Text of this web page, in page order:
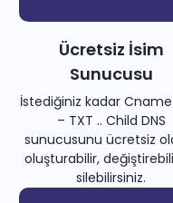
Ücretsiz İsim
Sunucusu
İstediğiniz kadar
– TXT .. Child DNS
sunucusunu ücretsiz
oluşturabilir,
silebilirsiniz.